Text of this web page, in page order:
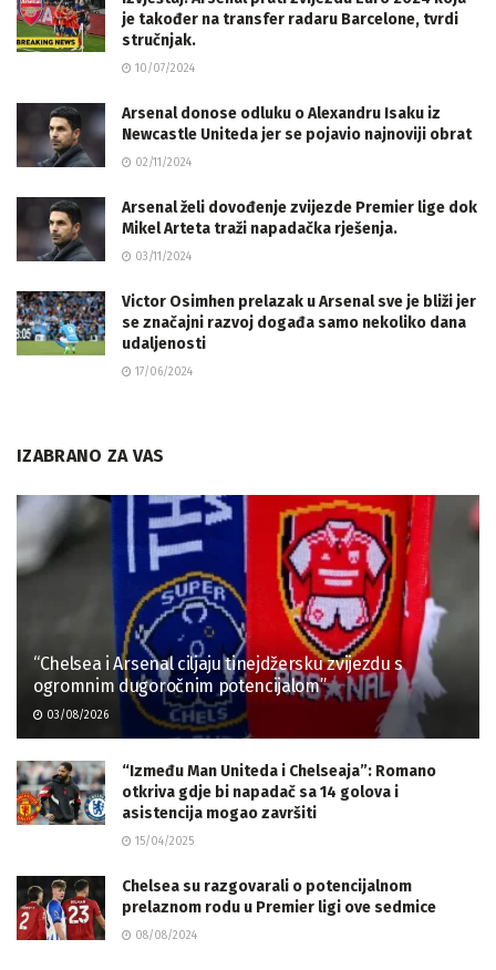
je također na transfer radaru Barcelone, tvrdi
stručnjak.
10/07/2024
Arsenal donose odluku o Alexandru Isaku iz
Newcastle Uniteda jer se pojavio najnoviji obrat
02/11/2024
Arsenal želi dovođenje zvijezde Premier lige dok
Mikel Arteta traži napadačka rješenja.
03/11/2024
Victor Osimhen prelazak u Arsenal sve je bliži jer
se značajni razvoj događa samo nekoliko dana
udaljenosti
17/06/2024
IZABRANO ZA VAS
“Chelsea i Arsenal ciljaju tinejdžersku zvijezdu s
ogromnim dugoročnim potencijalom”
03/08/2026
“Između Man Uniteda i Chelseaja”: Romano
otkriva gdje bi napadač sa 14 golova i
asistencija mogao završiti
15/04/2025
Chelsea su razgovarali o potencijalnom
prelaznom rodu u Premier ligi ove sedmice
08/08/2024